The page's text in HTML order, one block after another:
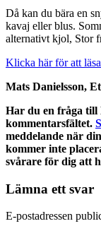
Då kan du bära en
kavaj eller blus.
alternativt kjol, Stor
Klicka här för att
Mats Danielsson,
Har du en fråga till
kommentarsfältet.
meddelande när
kommer inte
svårare för dig att
Lämna ett svar
E-postadressen